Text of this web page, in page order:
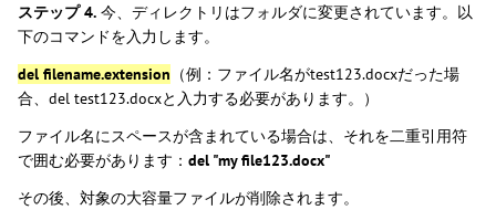
ステップ 4. 今、ディレクトリはフォルダに変更されています。以
下のコマンドを入力します。
del filename.extension （例：ファイル名がtest123.docxだった場
合、del test123.docxと入力する必要があります。）
ファイル名にスペースが含まれている場合は、それを二重引用符
で囲む必要があります： del "my file123.docx"
その後、対象の大容量ファイルが削除されます。